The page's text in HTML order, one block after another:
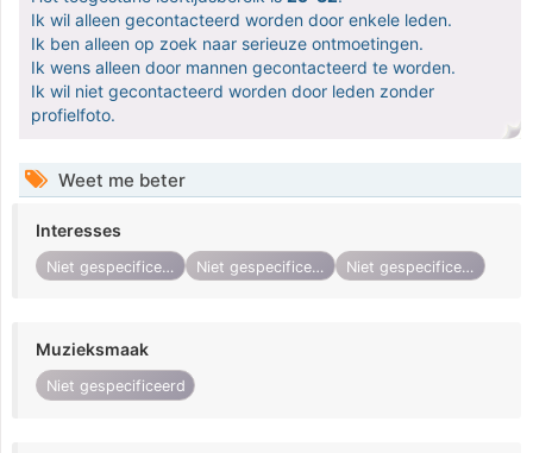
Ik wil alleen gecontacteerd worden door enkele leden.
Ik ben alleen op zoek naar serieuze ontmoetingen.
Ik wens alleen door mannen gecontacteerd te worden.
Ik wil niet gecontacteerd worden door leden zonder
profielfoto.
Weet me beter
Interesses
Niet gespecificeerd Niet gespecificeerd Niet gespecificeerd
Muzieksmaak
Niet gespecificeerd